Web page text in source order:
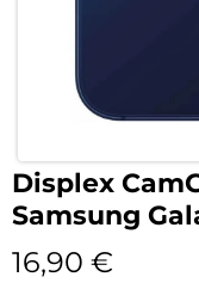
Displex
Samsung
16,90 €